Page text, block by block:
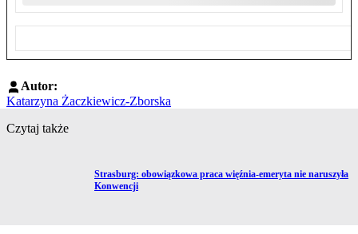
Autor:
Katarzyna Żaczkiewicz-Zborska
Czytaj także
Przejdź do artykułu:
Strasburg: obowiązkowa praca więźnia-emeryta nie naruszyła
Konwencji